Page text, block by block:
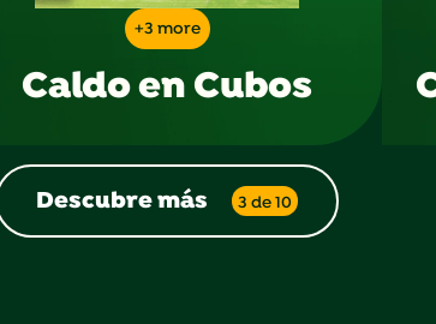
+3 more
Caldo en Cubos
Descubre más 3 de 10